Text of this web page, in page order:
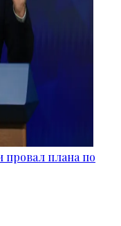
провал плана по